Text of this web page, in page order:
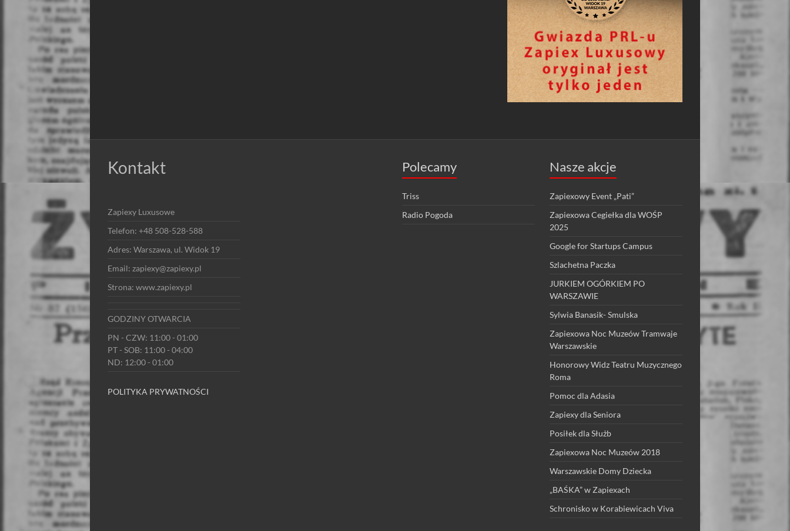
Kontakt
Zapiexy Luxusowe
Telefon: +48 508-528-588
Adres: Warszawa, ul. Widok 19
Email: zapiexy@zapiexy.pl
Strona: www.zapiexy.pl
GODZINY OTWARCIA
PN - CZW: 11:00 - 01:00
PT - SOB: 11:00 - 04:00
ND: 12:00 - 01:00
POLITYKA PRYWATNOŚCI
Polecamy
Triss
Radio Pogoda
Nasze akcje
Zapiexowy Event „Pati”
Zapiexowa Cegiełka dla WOŚP
2025
Google for Startups Campus
Szlachetna Paczka
JURKIEM OGÓRKIEM PO
WARSZAWIE
Sylwia Banasik- Smulska
Zapiexowa Noc Muzeów Tramwaje
Warszawskie
Honorowy Widz Teatru Muzycznego
Roma
Pomoc dla Adasia
Zapiexy dla Seniora
Posiłek dla Służb
Zapiexowa Noc Muzeów 2018
Warszawskie Domy Dziecka
„BAŚKA” w Zapiexach
Schronisko w Korabiewicach Viva